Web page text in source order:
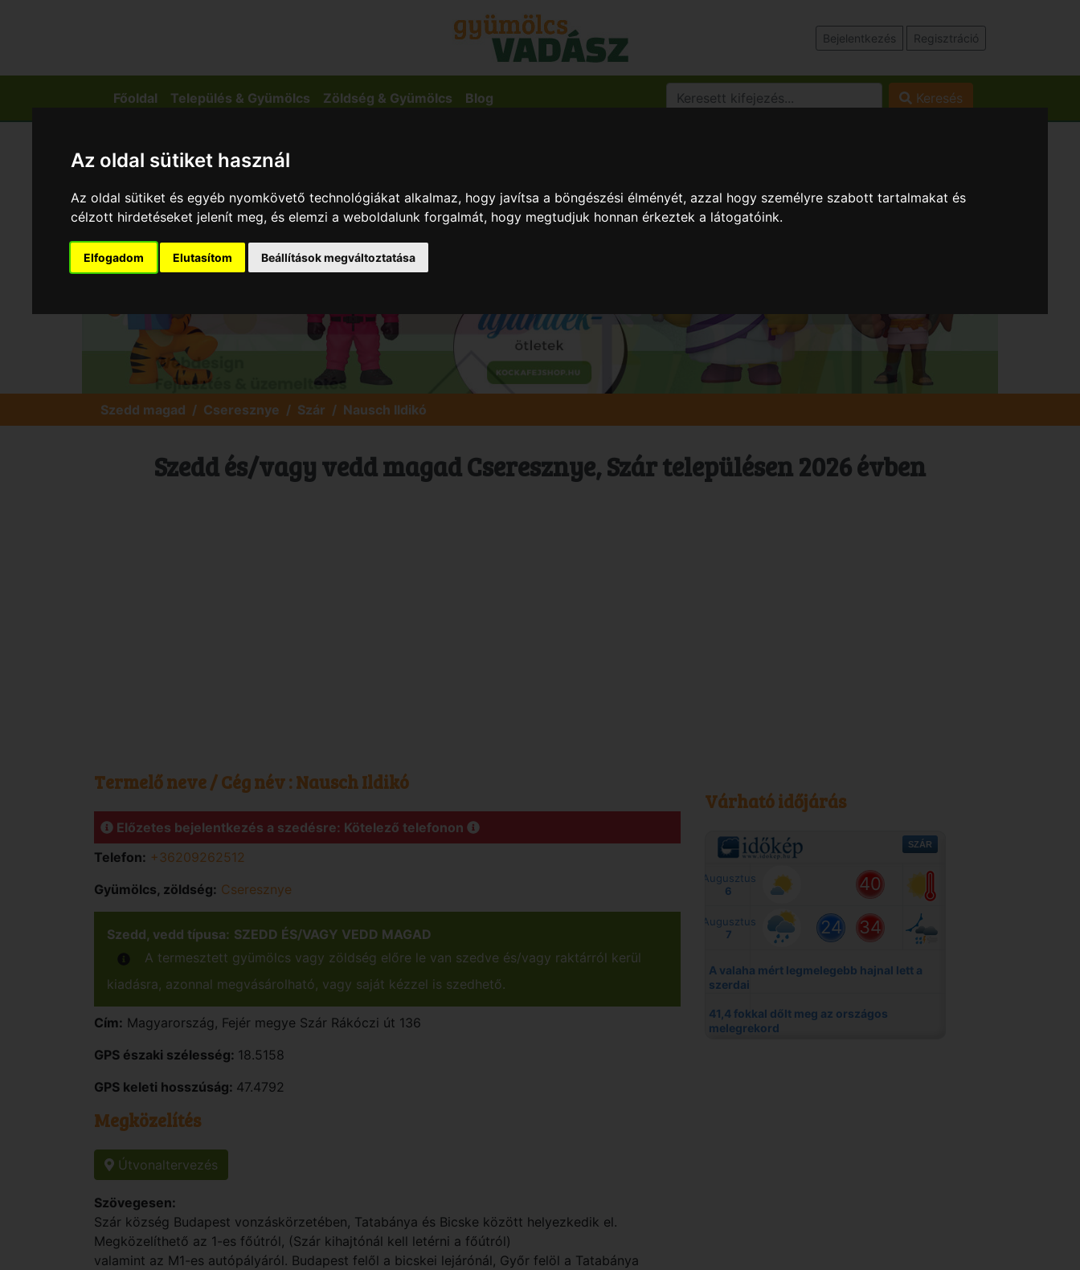
Az oldal sütiket használ
Az oldal sütiket és egyéb nyomkövető technológiákat alkalmaz, hogy javítsa a böngészési élményét, azzal hogy személyre szabott tartalmakat és
célzott hirdetéseket jelenít meg, és elemzi a weboldalunk forgalmát, hogy megtudjuk honnan érkeztek a látogatóink.
Elfogadom Elutasítom Beállítások megváltoztatása
Bejelentkezés Regisztráció
Főoldal Település & Gyümölcs Zöldség & Gyümölcs Blog Keresés
Szedd magad Cseresznye Szár Nausch Ildikó
Szedd és/vagy vedd magad Cseresznye, Szár településen 2026 évben
Termelő neve / Cég név : Nausch Ildikó
Előzetes bejelentkezés a szedésre: Kötelező telefonon
Telefon: +36209262512
Gyümölcs, zöldség: Cseresznye
Szedd, vedd típusa: SZEDD ÉS/VAGY VEDD MAGAD
A termesztett gyümölcs vagy zöldség előre le van szedve és/vagy raktárról kerül
kiadásra, azonnal megvásárolható, vagy saját kézzel is szedhető.
Cím: Magyarország , Fejér megye Szár Rákóczi út 136
GPS északi szélesség: 18.5158
GPS keleti hosszúság: 47.4792
Megközelítés
Útvonaltervezés
Szövegesen:
Szár község Budapest vonzáskörzetében, Tatabánya és Bicske között helyezkedik el.
Megközelíthető az 1-es főútról, (Szár kihajtónál kell letérni a főútról)
valamint az M1-es autópályáról. Budapest felől a bicskei lejárónál, Győr felöl a Tatabánya
Várható időjárás